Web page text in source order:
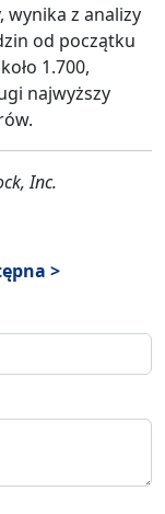
wynika z analizy
od początku
1.700,
najwyższy
Inc.
>